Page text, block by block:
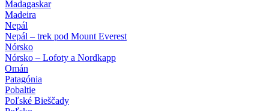
Madagaskar
Madeira
Nepál
Nepál – trek pod Mount Everest
Nórsko
Nórsko – Lofoty a Nordkapp
Omán
Patagónia
Pobaltie
Poľské Bieščady